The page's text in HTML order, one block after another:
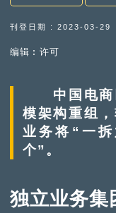
刊登日期 : 2023-03-29
编辑︰许可
中国电商
模架构重组
业务将“一
个”。
独立业务集